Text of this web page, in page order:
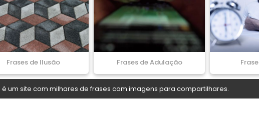
Frases de Ilusão Frases de Adulação
é um site com milhares de frases com imagens para compartilhares.